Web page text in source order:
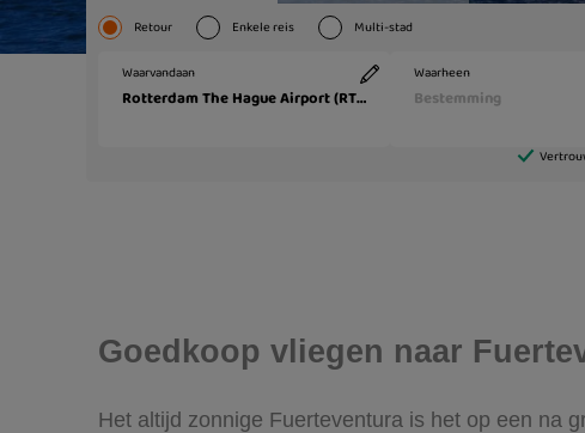
Goedkoop vliegen naar
Het altijd zonnige Fuerteventura is het op een na